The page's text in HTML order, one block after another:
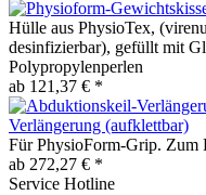
Hülle aus PhysioTex,
desinfizierbar), gefüllt mit
Polypropylenperlen
ab 121,37 € *
Verlängerung (aufklettbar)
Für PhysioForm-Grip. Zum
ab 272,27 € *
Service Hotline